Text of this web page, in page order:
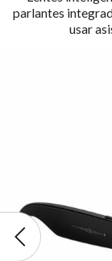
parlantes
usar